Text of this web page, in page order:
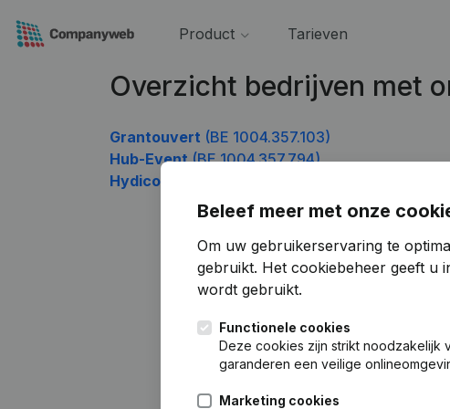
Product Tarieven
Overzicht bedrijven met
Grantouvert (BE 1004.357.103)
Hub-Event(BE 1004.357.794)
Hydico
Beleef meer met onze
Om uw gebruikerservaring te
gebruikt. Het cookiebeheer geeft u
wordt gebruikt.
Functionele cookies
Deze cookies zijn strikt noodzakelijk
garanderen een veilige
Marketing cookies